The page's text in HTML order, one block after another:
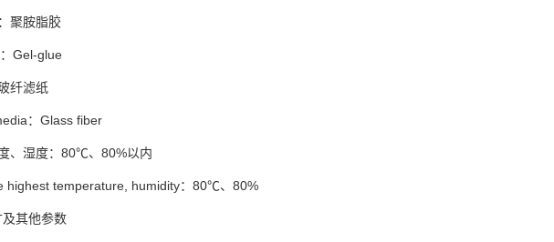
聚胺脂胶
Gel-glue
纤滤纸
：Glass fiber
、湿度：80℃、80%以内
highest temperature, humidity：80℃、80%
其他参数